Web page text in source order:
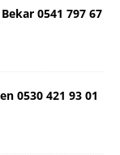
0541 797 67
0530 421 93 01